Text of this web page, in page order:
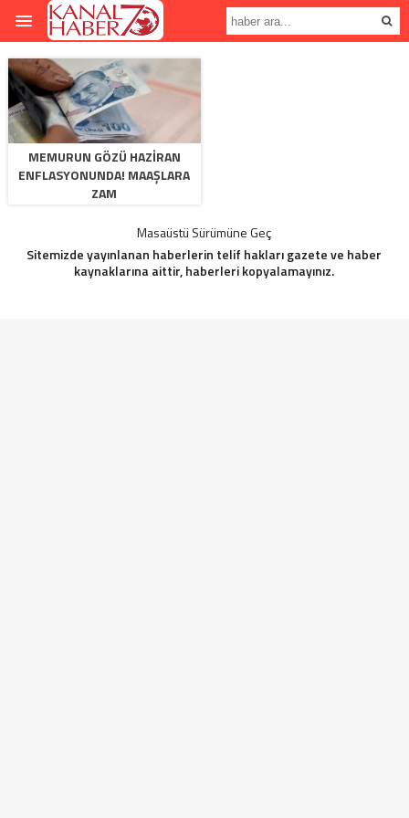
MEMURUN GÖZÜ HAZIRAN
ENFLASYONUNDA! MAAŞLARA
ZAM
Masaüstü Sürümüne Geç
Sitemizde yayınlanan haberlerin telif hakları gazete ve haber
kaynaklarına aittir, haberleri kopyalamayınız.